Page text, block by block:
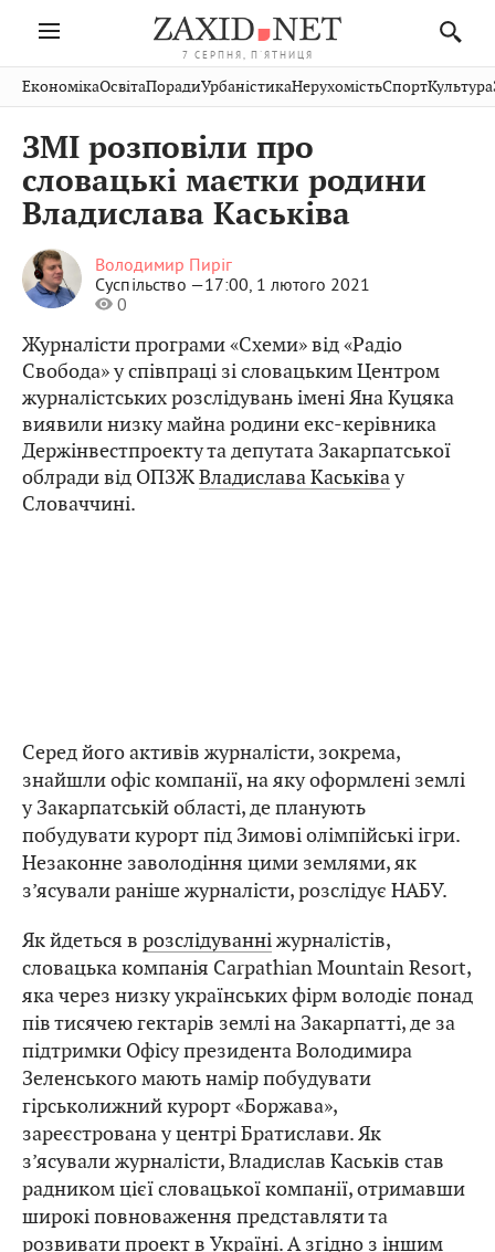
7 СЕРПНЯ, П'ЯТНИЦЯ
Івано-
Франківськ
Тернопіль
Волинь
Закарпаття
Рівне
Чернівці
Шептицький
Стрий
Хмельницький
Публікації
Авто СловкоКультура
Кіно Дім
ФотоОсвітаНерухомість
Домашні
ЕкономікаОсвітаПорадиУрбаністикаНерухомістьСпортКультура
ЗМІ розповіли про
словацькі маєтки родини
Владислава Каськіва
Володимир Пиріг
Суспільство —17:00, 1 лютого 2021
0
Журналісти програми «Схеми» від «Радіо
Свобода» у співпраці зі словацьким Центром
журналістських розслідувань імені Яна Куцяка
виявили низку майна родини екс-керівника
Держінвестпроекту та депутата Закарпатської
облради від ОПЗЖВладислава Каськівау
Словаччині.
Серед його активів журналісти, зокрема,
знайшли офіс компанії, на яку оформлені землі
у Закарпатській області, де планують
побудувати курорт під Зимові олімпійські ігри.
Незаконне заволодіння цими землями, як
з’ясували раніше журналісти, розслідує НАБУ.
Як йдеться в розслідуванніжурналістів,
словацька компанія Carpathian Mountain Resort,
яка через низку українських фірм володіє понад
пів тисячею гектарів землі на Закарпатті, де за
підтримки Офісу президента Володимира
Зеленського мають намір побудувати
гірськолижний курорт «Боржава»,
зареєстрована у центрі Братислави. Як
з’ясували журналісти, Владислав Каськів став
радником цієї словацької компанії, отримавши
широкі повноваження представляти та
розвивати проект в Україні. А згідно з іншим